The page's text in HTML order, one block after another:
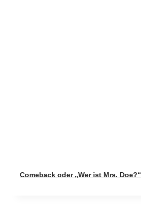
Comeback oder „Wer ist Mrs. Doe?“